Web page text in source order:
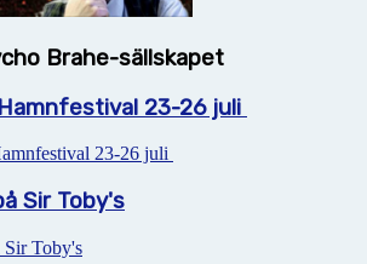
Brahe-sällskapet
23-26 juli
Sir Toby's